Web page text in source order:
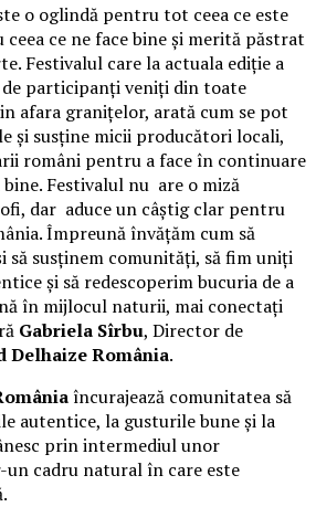
o oglindă pentru tot ceea ce este
ce ne face bine și merită păstrat
Festivalul care la actuala ediție a
participanți veniți din toate
afara granițelor, arată cum se pot
și susține micii producători locali,
români pentru a face în continuare
bine. Festivalul nu are o miză
dar aduce un câștig clar pentru
Împreună învățăm cum să
să susținem comunități, să fim uniți
și să redescoperim bucuria de a
în mijlocul naturii, mai conectați
Gabriela Sîrbu, Director de
Delhaize România.
încurajează comunitatea să
autentice, la gusturile bune și la
prin intermediul unor
cadru natural în care este